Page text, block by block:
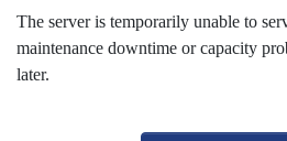
The server is temporarily unable to
maintenance downtime or capacity
later.